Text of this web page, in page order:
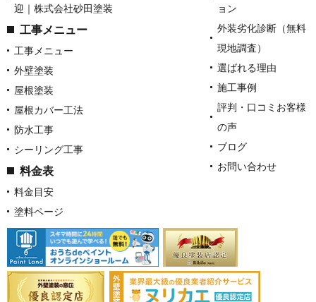
迎｜株式会社砂田塗装
工事メニュー
工事メニュー
外壁塗装
屋根塗装
屋根カバー工法
防水工事
シーリング工事
料金表
料金目安
塗料ページ
ョン
外装劣化診断（無料
現地調査）
選ばれる理由
施工事例
評判・口コミお客様
の声
ブログ
お問い合わせ